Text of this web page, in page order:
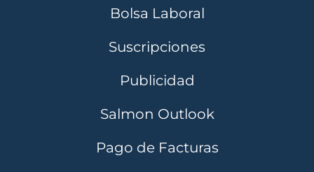
Bolsa Laboral
Suscripciones
Publicidad
Salmon Outlook
Pago de Facturas